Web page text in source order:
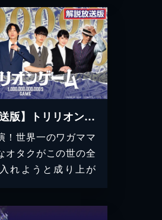
【解説放送版】トリリオンゲーム
！世界一のワガママ
オタクがこの世の全
れようと成り上が